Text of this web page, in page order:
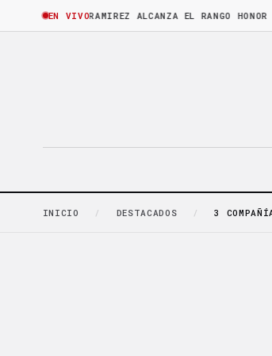
EN VIVO
BRUNO RAMIREZ ALCANZA EL RANGO HONOR
INICIO / DESTACADOS / 3